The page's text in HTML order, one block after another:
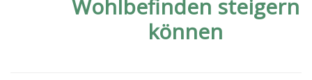
Wohlbefinden steigern
können